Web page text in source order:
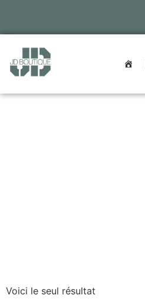
Voici le seul résultat